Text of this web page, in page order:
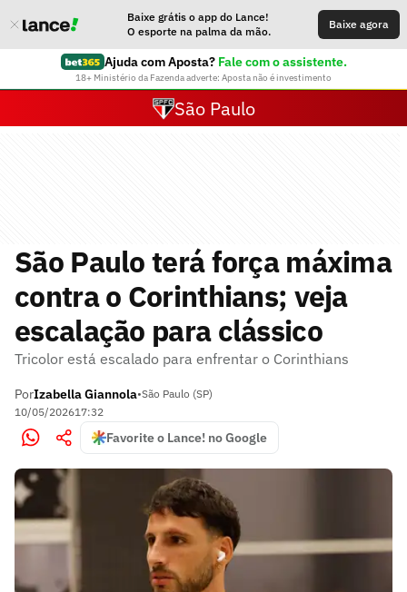
Baixe grátis o app do Lance!
O esporte na palma da mão.
Baixe agora
Ajuda com Aposta? Fale com o assistente.
18+ Ministério da Fazenda adverte: Aposta não é investimento
São Paulo
São Paulo terá força máxima
contra o Corinthians; veja
escalação para clássico
Tricolor está escalado para enfrentar o Corinthians
PorIzabella Giannola•São Paulo (SP)
10/05/202617:32
Favorite o Lance! no Google